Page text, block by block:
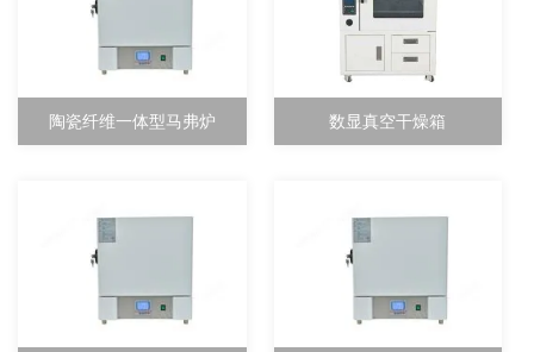
陶瓷纤维一体型马弗炉 数显真空干燥箱